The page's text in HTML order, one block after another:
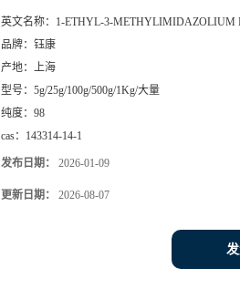
英文名称： 1-ETHYL-3-METHYLIMIDAZOLIUM
品牌： 钰康
产地： 上海
型号： 5g/25g/100g/500g/1Kg/大量
纯度： 98
cas： 143314-14-1
发布日期： 2026-01-09
更新日期： 2026-08-07